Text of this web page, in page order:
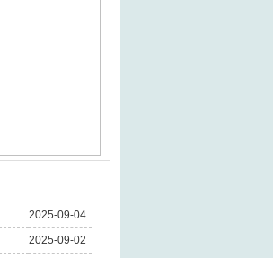
2025-09-04
2025-09-02